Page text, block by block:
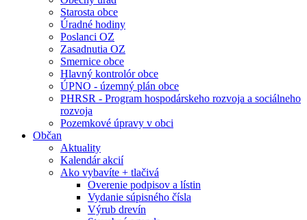
Starosta obce
Úradné hodiny
Poslanci OZ
Zasadnutia OZ
Smernice obce
Hlavný kontrolór obce
ÚPNO - územný plán obce
PHRSR - Program hospodárskeho rozvoja a sociálneho
rozvoja
Pozemkové úpravy v obci
Občan
Aktuality
Kalendár akcií
Ako vybavíte + tlačivá
Overenie podpisov a lístin
Vydanie súpisného čísla
Výrub drevín